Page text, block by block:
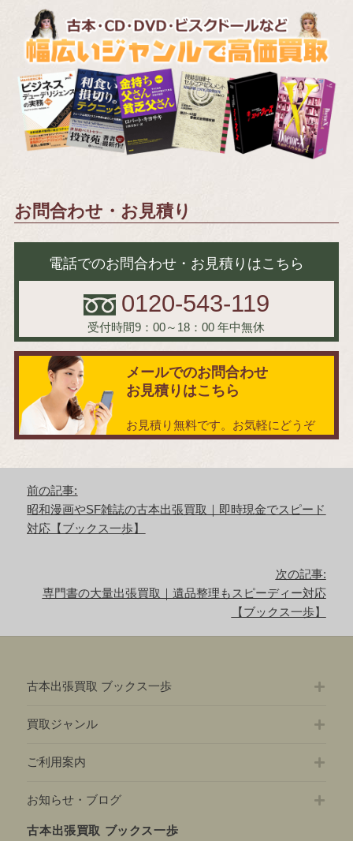
お問合わせ・お見積り
電話でのお問合わせ・お見積りはこちら
0120-543-119
受付時間9：00～18：00 年中無休
メールでのお問合わせ
お見積りはこちら
お見積り無料です。お気軽にどうぞ
前の記事:
前
の
昭和漫画やSF雑誌の古本出張買取｜即時現金でスピード
対応【ブックス一歩】
次の記事:
専門書の大量出張買取｜遺品整理もスピーディー対応
【ブックス一歩】
古本出張買取 ブックス一歩
買取ジャンル
ご利用案内
お知らせ・ブログ
古本出張買取 ブックス一歩